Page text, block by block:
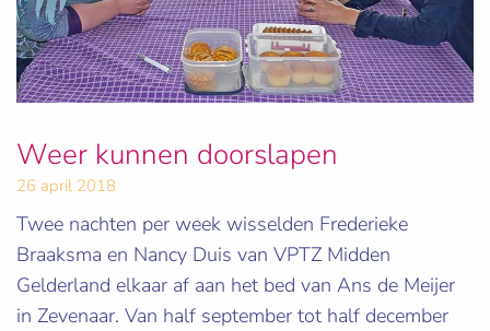
Weer kunnen doorslapen
26 april 2018
Twee nachten per week wisselden Frederieke
Braaksma en Nancy Duis van VPTZ Midden
Gelderland elkaar af aan het bed van Ans de Meijer
in Zevenaar. Van half september tot half december